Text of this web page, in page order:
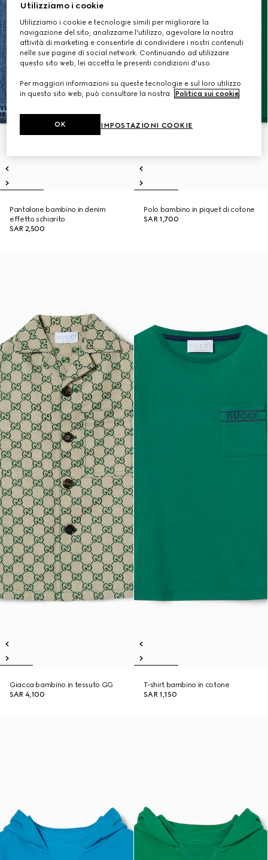
Pantalone bambino in denim
effetto schiarito
SAR 2,500
Polo bambino in piquet di cotone
SAR 1,700
Giacca bambino in tessuto GG
SAR 4,100
T-shirt bambino in cotone
SAR 1,150
Utilizziamo i cookie
Utilizziamo i cookie e tecnologie simili per migliorare la
navigazione del sito, analizzarne l'utilizzo, agevolare la nostra
attività di marketing e consentirle di condividere i nostri contenuti
nelle sue pagine di social network. Continuando ad utilizzare
questo sito web, lei accetta le presenti condizioni d'uso.
Per maggiori informazioni su queste tecnologie e sul loro utilizzo
in questo sito web, può consultare la nostra
Politica sui cookie.
IMPOSTAZIONI COOKIE
OK